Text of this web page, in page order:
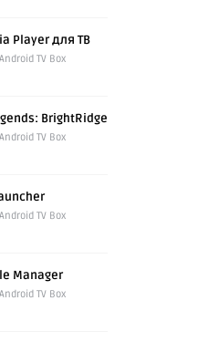
Player для ТВ
TV Box
BrightRidge
TV Box
TV Box
Manager
TV Box